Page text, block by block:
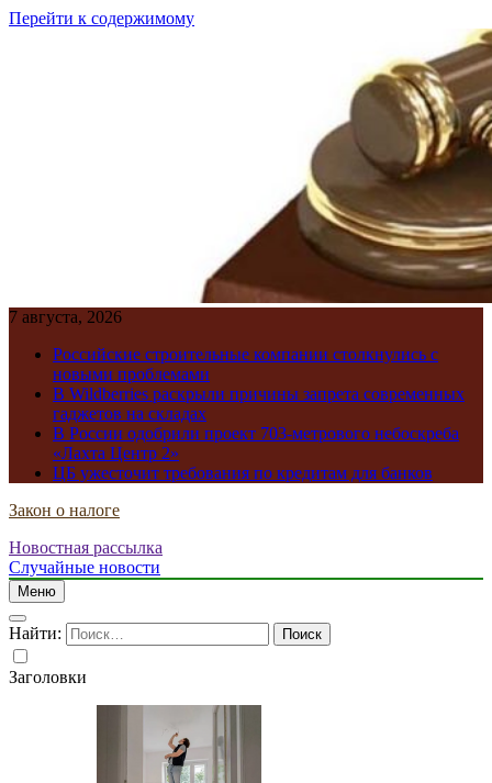
Перейти к содержимому
7 августа, 2026
Российские строительные компании столкнулись с
новыми проблемами
В Wildberries раскрыли причины запрета современных
гаджетов на складах
В России одобрили проект 703-метрового небоскреба
«Лахта Центр 2»
ЦБ ужесточит требования по кредитам для банков
Закон о налоге
Новостная рассылка
Случайные новости
Меню
Найти:
Заголовки